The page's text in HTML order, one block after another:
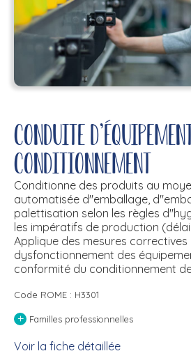
Conduite
conditionnement
Conditionne des produits au
automatisée d''emballage,
palettisation selon les règles
les impératifs de production
Applique des mesures correctives
dysfonctionnement des
conformité du conditionnement
Code ROME : H3301
+ Familles professionnelles
Voir la fiche détaillée